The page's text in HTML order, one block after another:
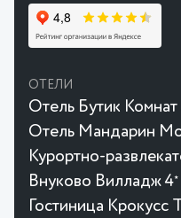
ОТЕЛИ
Отель Бутик Комнат
Отель Мандарин
Курортно-
Внуково Вилладж 4★
Гостиница Крокусc